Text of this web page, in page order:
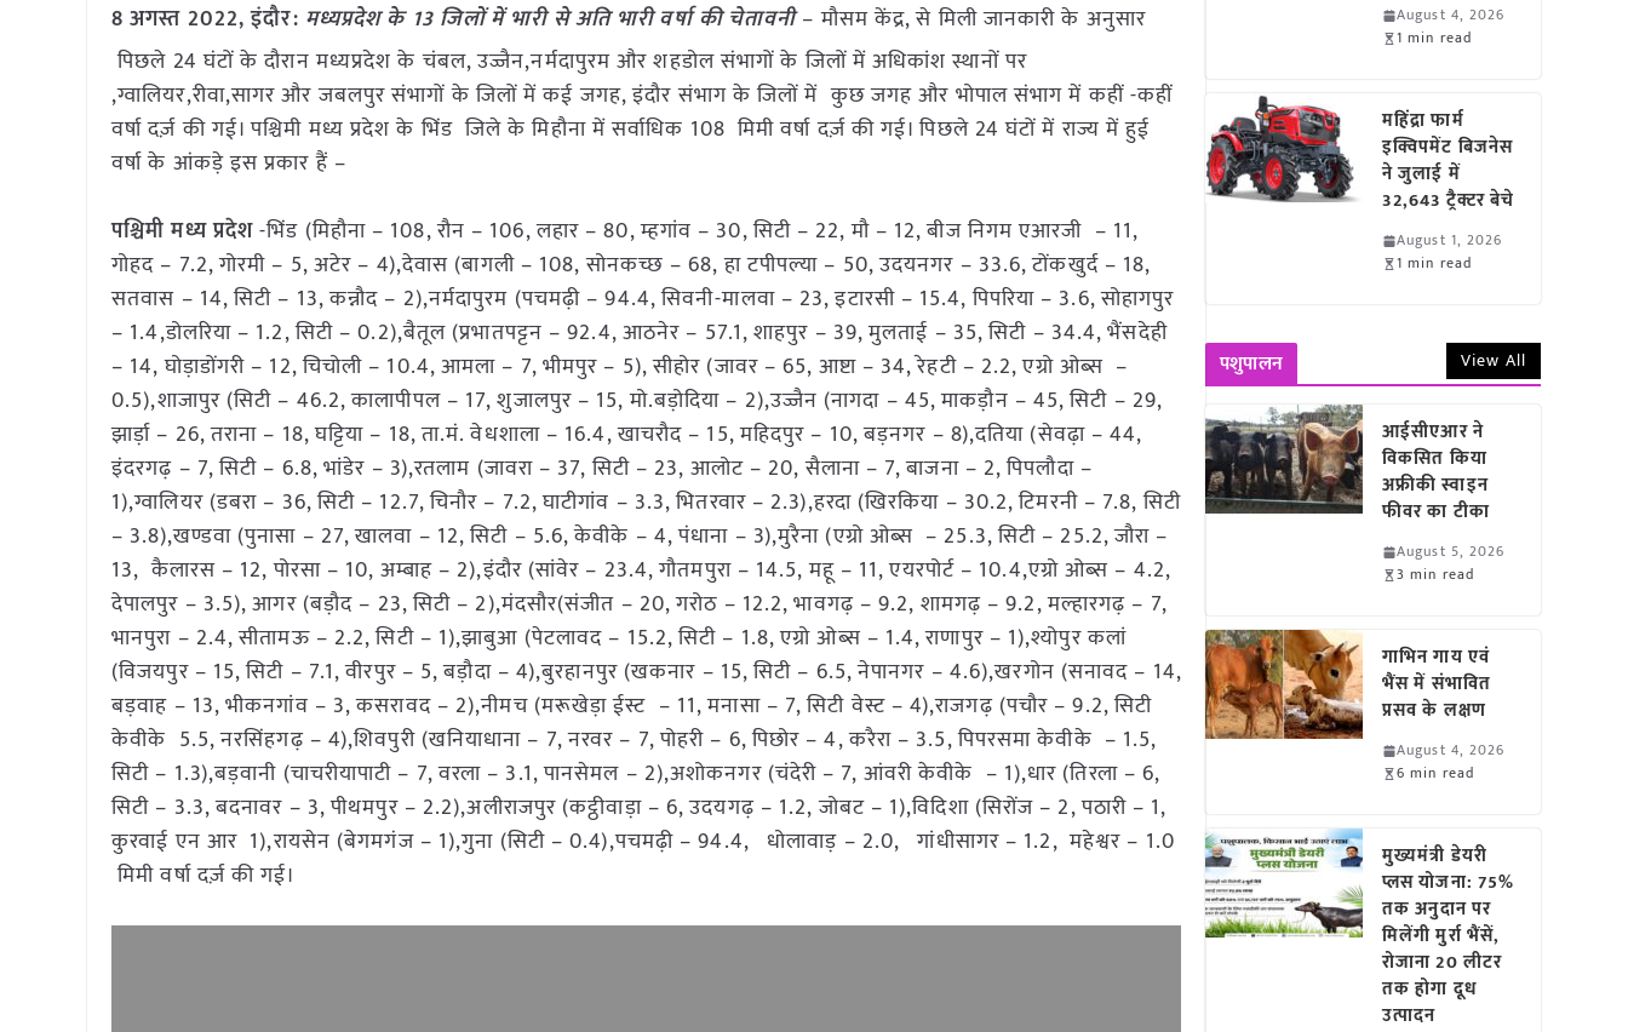
8 अगस्त 2022, इंदौर: मध्यप्रदेश के 13 जिलों में भारी से अति भारी वर्षा की चेतावनी– मौसम केंद्र, से मिली जानकारी के अनुसार
पिछले 24 घंटों के दौरान मध्यप्रदेश के चंबल, उज्जैन,नर्मदापुरम और शहडोल संभागों के जिलों में अधिकांश स्थानों पर
,ग्वालियर,रीवा,सागर और जबलपुर संभागों के जिलों में कई जगह, इंदौर संभाग के जिलों में कुछ जगह और भोपाल संभाग में कहीं -कहीं
वर्षा दर्ज़ की गई। पश्चिमी मध्य प्रदेश के भिंड जिले के मिहौना में सर्वाधिक 108 मिमी वर्षा दर्ज़ की गई। पिछले 24 घंटों में राज्य में हुई
वर्षा के आंकड़े इस प्रकार हैं –
पश्चिमी मध्य प्रदेश-भिंड (मिहौना – 108, रौन – 106, लहार – 80, म्हगांव – 30, सिटी – 22, मौ – 12, बीज निगम एआरजी – 11,
गोहद – 7.2, गोरमी – 5, अटेर – 4),देवास (बागली – 108, सोनकच्छ – 68, हा टपीपल्या – 50, उदयनगर – 33.6, टोंकखुर्द – 18,
सतवास – 14, सिटी – 13, कन्नौद – 2),नर्मदापुरम (पचमढ़ी – 94.4, सिवनी-मालवा – 23, इटारसी – 15.4, पिपरिया – 3.6, सोहागपुर
– 1.4,डोलरिया – 1.2, सिटी – 0.2),बैतूल (प्रभातपट्टन – 92.4, आठनेर – 57.1, शाहपुर – 39, मुलताई – 35, सिटी – 34.4, भैंसदेही
– 14, घोड़ाडोंगरी – 12, चिचोली – 10.4, आमला – 7, भीमपुर – 5), सीहोर (जावर – 65, आष्टा – 34, रेहटी – 2.2, एग्रो ओब्स –
0.5),शाजापुर (सिटी – 46.2, कालापीपल – 17, शुजालपुर – 15, मो.बड़ोदिया – 2),उज्जैन (नागदा – 45, माकड़ौन – 45, सिटी – 29,
झार्ड़ा – 26, तराना – 18, घट्टिया – 18, ता.मं. वेधशाला – 16.4, खाचरौद – 15, महिदपुर – 10, बड़नगर – 8),दतिया (सेवढ़ा – 44,
इंदरगढ़ – 7, सिटी – 6.8, भांडेर – 3),रतलाम (जावरा – 37, सिटी – 23, आलोट – 20, सैलाना – 7, बाजना – 2, पिपलौदा –
1),ग्वालियर (डबरा – 36, सिटी – 12.7, चिनौर – 7.2, घाटीगांव – 3.3, भितरवार – 2.3),हरदा (खिरकिया – 30.2, टिमरनी – 7.8, सिटी
– 3.8),खण्डवा (पुनासा – 27, खालवा – 12, सिटी – 5.6, केवीके – 4, पंधाना – 3),मुरैना (एग्रो ओब्स – 25.3, सिटी – 25.2, जौरा –
13, कैलारस – 12, पोरसा – 10, अम्बाह – 2),इंदौर (सांवेर – 23.4, गौतमपुरा – 14.5, महू – 11, एयरपोर्ट – 10.4,एग्रो ओब्स – 4.2,
देपालपुर – 3.5), आगर (बड़ौद – 23, सिटी – 2),मंदसौर(संजीत – 20, गरोठ – 12.2, भावगढ़ – 9.2, शामगढ़ – 9.2, मल्हारगढ़ – 7,
भानपुरा – 2.4, सीतामऊ – 2.2, सिटी – 1),झाबुआ (पेटलावद – 15.2, सिटी – 1.8, एग्रो ओब्स – 1.4, राणापुर – 1),श्योपुर कलां
(विजयपुर – 15, सिटी – 7.1, वीरपुर – 5, बड़ौदा – 4),बुरहानपुर (खकनार – 15, सिटी – 6.5, नेपानगर – 4.6),खरगोन (सनावद – 14,
बड़वाह – 13, भीकनगांव – 3, कसरावद – 2),नीमच (मरूखेड़ा ईस्ट – 11, मनासा – 7, सिटी वेस्ट – 4),राजगढ़ (पचौर – 9.2, सिटी
केवीके 5.5, नरसिंहगढ़ – 4),शिवपुरी (खनियाधाना – 7, नरवर – 7, पोहरी – 6, पिछोर – 4, करैरा – 3.5, पिपरसमा केवीके – 1.5,
सिटी – 1.3),बड़वानी (चाचरीयापाटी – 7, वरला – 3.1, पानसेमल – 2),अशोकनगर (चंदेरी – 7, आंवरी केवीके – 1),धार (तिरला – 6,
सिटी – 3.3, बदनावर – 3, पीथमपुर – 2.2),अलीराजपुर (कट्ठीवाड़ा – 6, उदयगढ़ – 1.2, जोबट – 1),विदिशा (सिरोंज – 2, पठारी – 1,
कुरवाई एन आर 1),रायसेन (बेगमगंज – 1),गुना (सिटी – 0.4),पचमढ़ी – 94.4, धोलावाड़ – 2.0, गांधीसागर – 1.2, महेश्वर – 1.0
मिमी वर्षा दर्ज़ की गई।
August 4, 2026
1 min read
महिंद्रा फार्म
इक्विपमेंट बिजनेस
ने जुलाई में
32,643 ट्रैक्टर बेचे
August 1, 2026
1 min read
पशुपालन View All
आईसीएआर ने
विकसित किया
अफ्रीकी स्वाइन
फीवर का टीका
August 5, 2026
3 min read
गाभिन गाय एवं
भैंस में संभावित
प्रसव के लक्षण
August 4, 2026
6 min read
मुख्यमंत्री डेयरी
प्लस योजना: 75%
तक अनुदान पर
मिलेंगी मुर्रा भैंसें,
रोजाना 20 लीटर
तक होगा दूध
उत्पादन